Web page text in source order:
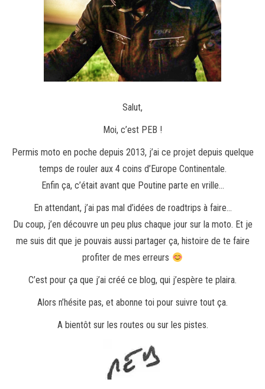
Salut,
Moi, c’est PEB !
Permis moto en poche depuis 2013, j’ai ce projet depuis quelque
temps de rouler aux 4 coins d’Europe Continentale.
Enfin ça, c’était avant que Poutine parte en vrille…
En attendant, j’ai pas mal d’idées de roadtrips à faire…
Du coup, j’en découvre un peu plus chaque jour sur la moto. Et je
me suis dit que je pouvais aussi partager ça, histoire de te faire
profiter de mes erreurs
C’est pour ça que j’ai créé ce blog, qui j’espère te plaira.
Alors n’hésite pas, et abonne toi pour suivre tout ça.
A bientôt sur les routes ou sur les pistes.